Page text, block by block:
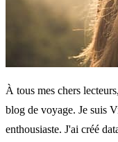
À tous mes chers
blog de voyage. Je suis
enthousiaste. J'ai créé